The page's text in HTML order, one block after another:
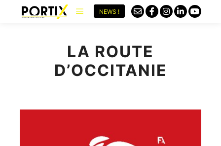
NEWS !
LA ROUTE
D’OCCITANIE